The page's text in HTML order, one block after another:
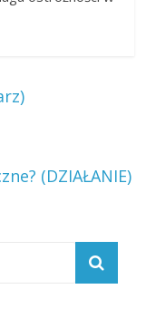
(DZIAŁANIE)